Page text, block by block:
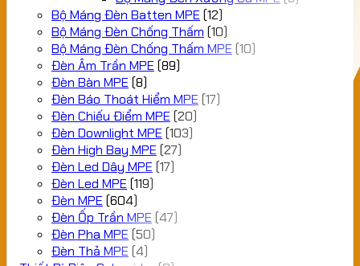
Bộ Máng Đèn Batten MPE (12)
Bộ Máng Đèn Chống Thấm (10)
Bộ Máng Đèn Chống Thấm MPE (10)
Đèn Âm Trần MPE (89)
Đèn Bàn MPE (8)
Đèn Báo Thoát Hiểm MPE (17)
Đèn Chiếu Điểm MPE (20)
Đèn Downlight MPE (103)
Đèn High Bay MPE (27)
Đèn Led Dây MPE (17)
Đèn Led MPE (119)
Đèn MPE (604)
Đèn Ốp Trần MPE (47)
Đèn Pha MPE (50)
Đèn Thả MPE (4)